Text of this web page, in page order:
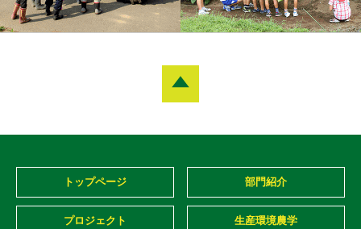
トップページ 部門紹介
プロジェクト 生産環境農学